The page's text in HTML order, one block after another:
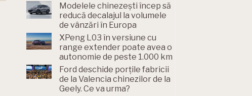
Modelele chinezești încep să
reducă decalajul la volumele
de vânzări în Europa
XPeng L03 în versiune cu
range extender poate avea o
autonomie de peste 1.000 km
Ford deschide porțile fabricii
de la Valencia chinezilor de la
Geely. Ce va urma?